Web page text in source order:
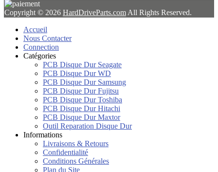
Copyright © 2026 HardDriveParts.com All Rights Reserved.
Accueil
Nous Contacter
Connection
Catégories
PCB Disque Dur Seagate
PCB Disque Dur WD
PCB Disque Dur Samsung
PCB Disque Dur Fujitsu
PCB Disque Dur Toshiba
PCB Disque Dur Hitachi
PCB Disque Dur Maxtor
Outil Reparation Disque Dur
Informations
Livraisons & Retours
Confidentialité
Conditions Générales
Plan du Site